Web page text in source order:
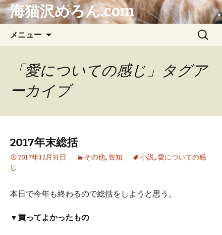
海猫沢めろん.com
メニュー
ン
ツ
へ
ス
プ
検
「愛についての感じ」タグア
ーカイブ
2017年末総括
2017年12月31日 その他, 告知 小説, 愛についての感
じ
本日で今年も終わるので総括をしようと思う。
▼買ってよかったもの